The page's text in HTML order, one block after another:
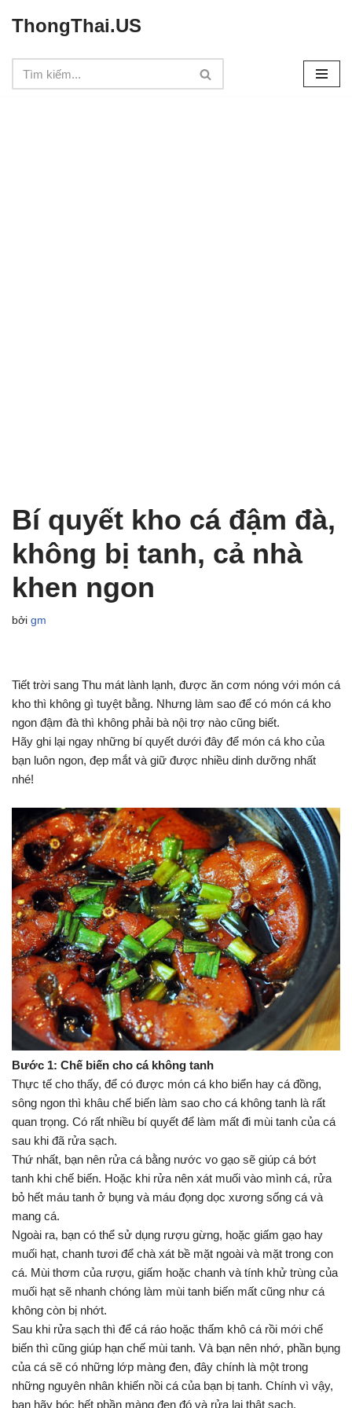
tới
nội
ThongThai.US
Bí quyết kho cá đậm đà,
không bị tanh, cả nhà
khen ngon
bởi gm
Tiết trời sang Thu mát lành lạnh, được ăn cơm nóng với món cá
kho thì không gì tuyệt bằng. Nhưng làm sao để có món cá kho
ngon đậm đà thì không phải bà nội trợ nào cũng biết.
Hãy ghi lại ngay những bí quyết dưới đây để món cá kho của
bạn luôn ngon, đẹp mắt và giữ được nhiều dinh dưỡng nhất
nhé!
Bước 1: Chế biến cho cá không tanh
Thực tế cho thấy, để có được món cá kho biển hay cá đồng,
sông ngon thì khâu chế biến làm sao cho cá không tanh là rất
quan trọng. Có rất nhiều bí quyết để làm mất đi mùi tanh của cá
sau khi đã rửa sạch.
Thứ nhất, bạn nên rửa cá bằng nước vo gạo sẽ giúp cá bớt
tanh khi chế biến. Hoặc khi rửa nên xát muối vào mình cá, rửa
bỏ hết máu tanh ở bụng và máu đọng dọc xương sống cá và
mang cá.
Ngoài ra, bạn có thể sử dụng rượu gừng, hoặc giấm gạo hay
muối hạt, chanh tươi để chà xát bề mặt ngoài và mặt trong con
cá. Mùi thơm của rượu, giấm hoặc chanh và tính khử trùng của
muối hạt sẽ nhanh chóng làm mùi tanh biến mất cũng như cá
không còn bị nhớt.
Sau khi rửa sạch thì để cá ráo hoặc thấm khô cá rồi mới chế
biến thì cũng giúp hạn chế mùi tanh. Và bạn nên nhớ, phần bụng
của cá sẽ có những lớp màng đen, đây chính là một trong
những nguyên nhân khiến nồi cá của bạn bị tanh. Chính vì vậy,
bạn hãy bóc hết phần màng đen đó và rửa lại thật sạch.